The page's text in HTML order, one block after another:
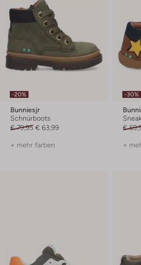
-20%
Bunniesjr
Schnürboots
€ 79,95 € 63,99
+ mehr farben
-30%
€
+